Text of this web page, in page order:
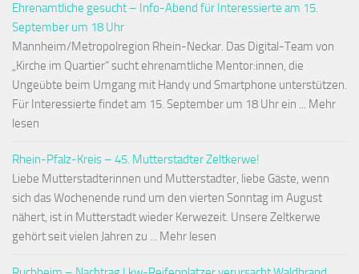
Ehrenamtliche gesucht – Info-Abend für Interessierte am 15.
September um 18 Uhr
Mannheim/Metropolregion Rhein-Neckar. Das Digital-Team von
„Kirche im Quartier“ sucht ehrenamtliche Mentor:innen, die
Ungeübte beim Umgang mit Handy und Smartphone unterstützen.
Für Interessierte findet am 15. September um 18 Uhr ein ... Mehr
lesen
Rhein-Pfalz-Kreis – 45. Mutterstadter Zeltkerwe!
Liebe Mutterstadterinnen und Mutterstadter, liebe Gäste, wenn
sich das Wochenende rund um den vierten Sonntag im August
nähert, ist in Mutterstadt wieder Kerwezeit. Unsere Zeltkerwe
gehört seit vielen Jahren zu ... Mehr lesen